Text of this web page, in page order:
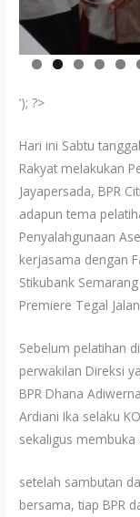
‘); ?>
Hari ini Sabtu
Rakyat melakukan
Jayapersada, BPR
adapun tema
Penyalahgunaan
kerjasama dengan
Stikubank
Premiere Tegal
Sebelum pelatihan
perwakilan Direksi
BPR Dhana
Ardiani Ika selaku
sekaligus membuka
setelah sambutan
bersama, tiap BPR